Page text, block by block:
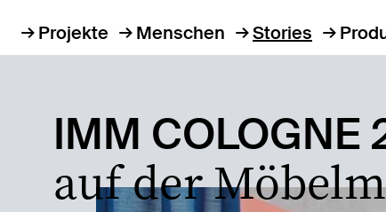
Projekte Menschen Stories
IMM COLOGNE
auf der